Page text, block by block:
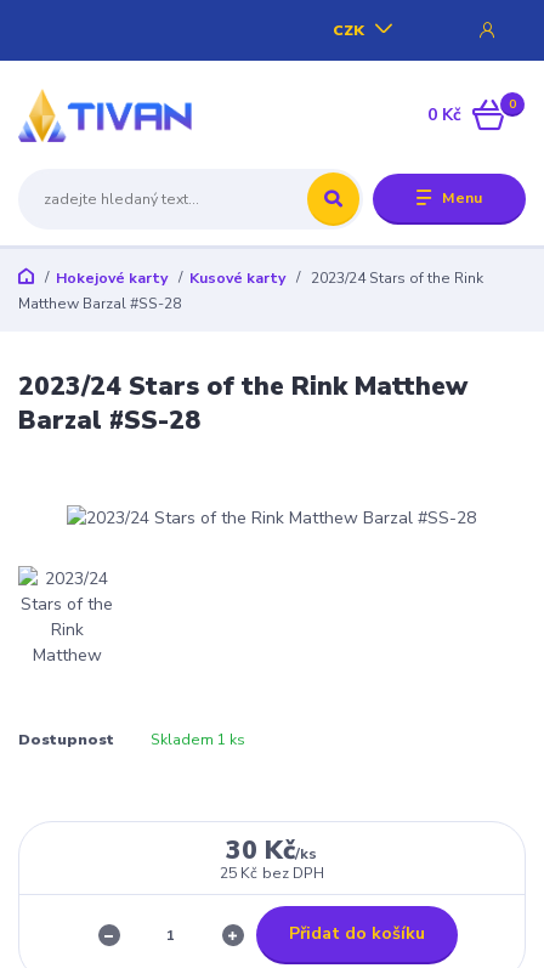
Menu
CZK
0
0 Kč
Hokejové karty Kusové karty
2023/24 Stars of the Rink
Matthew Barzal #SS-28
2023/24 Stars of the Rink Matthew
Barzal #SS-28
Dostupnost Skladem 1 ks
30 Kč/ks
25 Kč bez DPH
Přidat do košíku